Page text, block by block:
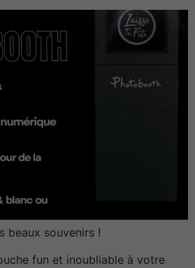
beaux souvenirs !
fun et inoubliable à votre